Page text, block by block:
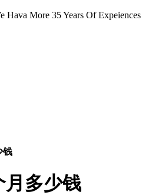
Hava More 35 Years Of Expeiences
钱
月多少钱